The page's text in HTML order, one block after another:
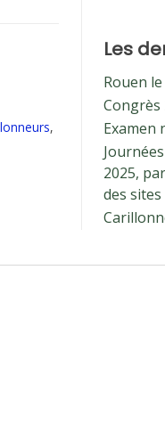
,
Les
Rouen
Congrès
Examen
2025,
des